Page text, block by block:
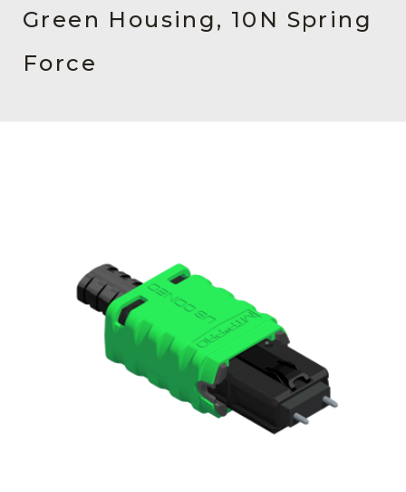
关于我们
活动信息
Green Housing, 10N Spring
Force